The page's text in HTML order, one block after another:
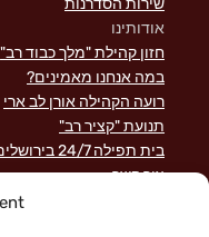
אודותינו
חזון קהילת "מלך כבוד רב"
במה אנחנו מאמינים?
רועה הקהילה אורן לב ארי
תנועת "קציר רב"
בית תפילה 24/7 בירושלים
צור קשר
השקפה מקראית על